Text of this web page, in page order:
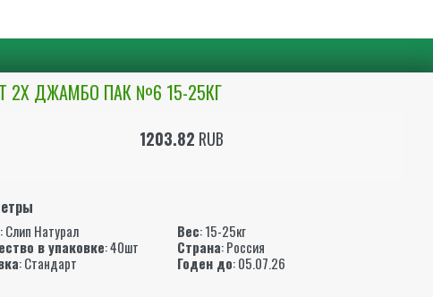
2Х ДЖАМБО ПАК №6 15-25КГ
1203.82 RUB
:Слип Натурал Вес: 15-25кг
в упаковке: 40шт Страна: Россия
: Стандарт Годен до: 05.07.26